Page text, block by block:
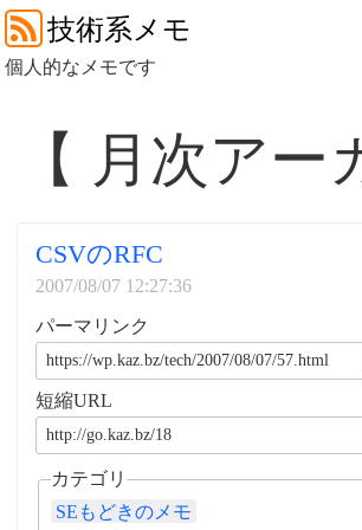
技術系メモ
個人的なメモです
【 月次アー
CSVのRFC
2007/08/07 12:27:36
パーマリンク
短縮URL
カテゴリ
SEもどきのメモ